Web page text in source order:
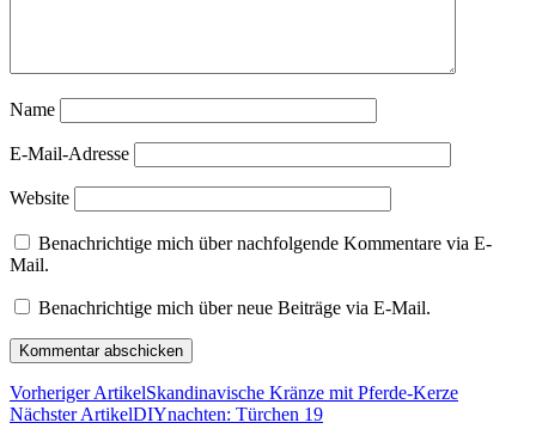
Name
E-Mail-Adresse
Website
Benachrichtige mich über nachfolgende Kommentare via E-
Mail.
Benachrichtige mich über neue Beiträge via E-Mail.
Vorheriger ArtikelSkandinavische Kränze mit Pferde-Kerze
Nächster ArtikelDIYnachten: Türchen 19